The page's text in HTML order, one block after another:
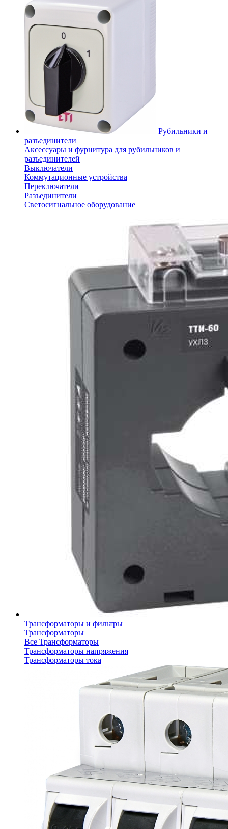
Рубильники и
разъединители
Аксессуары и фурнитура для рубильников и
разъединителей
Выключатели
Коммутационные устройства
Переключатели
Разъединители
Светосигнальное оборудование
Трансформаторы и фильтры
Трансформаторы
Все Трансформаторы
Трансформаторы напряжения
Трансформаторы тока